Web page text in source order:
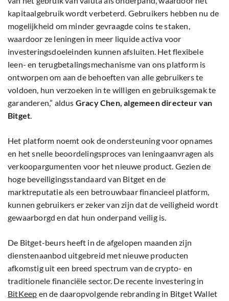
kapitaalgebruik wordt verbeterd. Gebruikers hebben nu de
mogelijkheid om minder gevraagde coins te staken,
waardoor ze leningen in meer liquide activa voor
investeringsdoeleinden kunnen afsluiten. Het flexibele
leen- en terugbetalingsmechanisme van ons platform is
ontworpen om aan de behoeften van alle gebruikers te
voldoen, hun verzoeken in te willigen en gebruiksgemak te
garanderen,” aldus Gracy Chen, algemeen directeur van
Bitget.
Het platform noemt ook de ondersteuning voor opnames
en het snelle beoordelingsproces van leningaanvragen als
verkoopargumenten voor het nieuwe product. Gezien de
hoge beveiligingsstandaard van Bitget en de
marktreputatie als een betrouwbaar financieel platform,
kunnen gebruikers er zeker van zijn dat de veiligheid wordt
gewaarborgd en dat hun onderpand veilig is.
De Bitget-beurs heeft in de afgelopen maanden zijn
dienstenaanbod uitgebreid met nieuwe producten
afkomstig uit een breed spectrum van de crypto- en
traditionele financiële sector. De recente investering in
BitKeep en de daaropvolgende rebranding in Bitget Wallet